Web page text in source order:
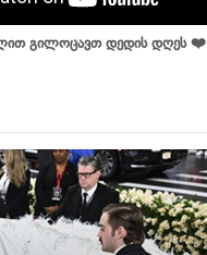
გილოცავთ დედის დღეს ❤️